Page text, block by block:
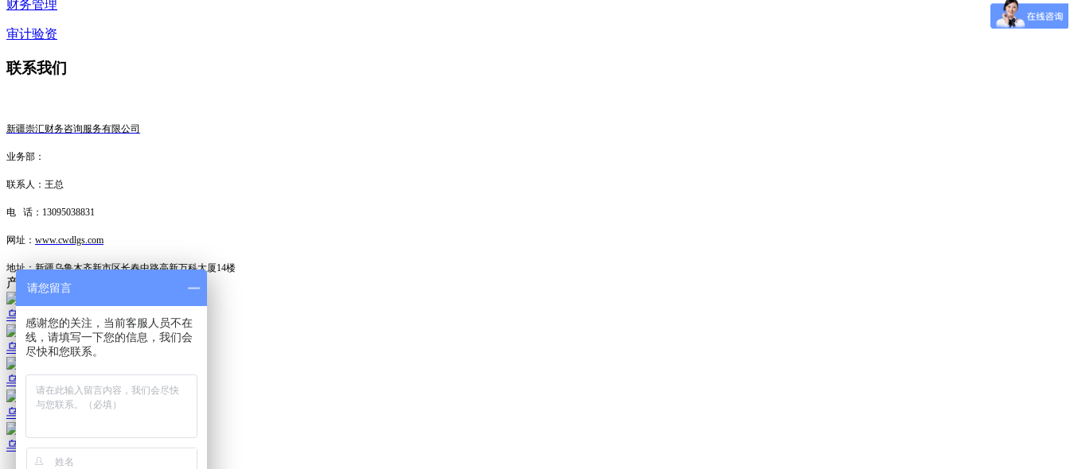
财务管理
审计验资
联系我们
新疆崇汇财务咨询服务有限公司
业务部：
联系人：王总
电 话：13095038831
网址： www.cwdlgs.com
地址：新疆乌鲁木齐新市区长春中路高新万科大厦14楼
产品中心
乌鲁木齐代办执照
乌鲁木齐执照代办公司
乌鲁木齐执照代办价格
乌鲁木齐执照代办
乌鲁木齐代办执照公司
请您留言
感谢您的关注，当前客服人员不在
线，请填写一下您的信息，我们会
尽快和您联系。